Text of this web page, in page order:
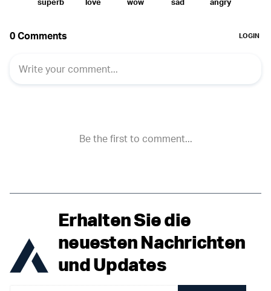
Erhalten Sie die
neuesten Nachrichten
und Updates